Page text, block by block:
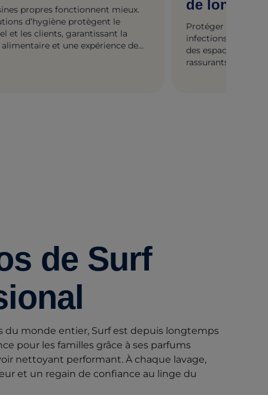
propres fonctionnent mieux.
d’hygiène protègent le
et les clients, garantissant la
et une expérience de
de longue
Protéger les
infections. Nos
des espaces de
rassurants. Parce
de Surf
du monde entier, Surf est depuis longtemps
pour les familles grâce à ses parfums
nettoyant performant. À chaque lavage,
et un regain de confiance au linge du